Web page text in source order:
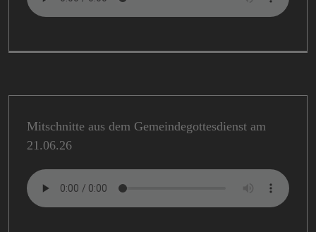
Mitschnitte aus dem Gemeindegottesdienst am
21.06.26